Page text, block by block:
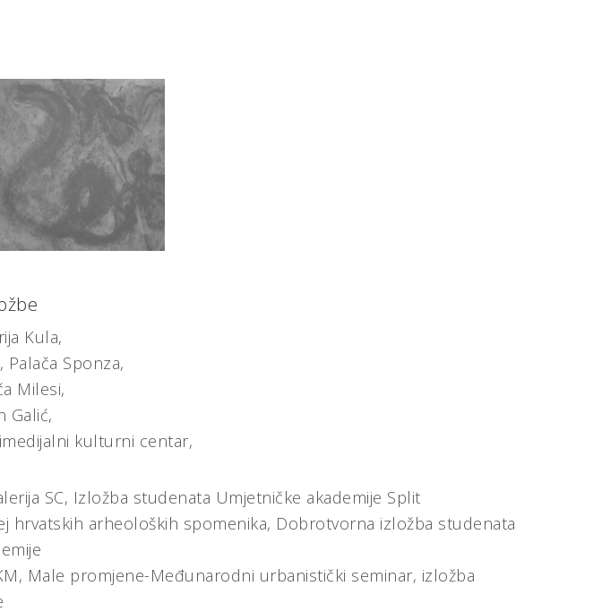
Kula,
Palača Sponza,
Milesi,
Galić,
kulturni centar,
SC, Izložba studenata Umjetničke akademije Split
hrvatskih arheoloških spomenika, Dobrotvorna izložba studenata
Male promjene-Međunarodni urbanistički seminar, izložba